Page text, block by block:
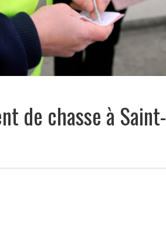
de chasse à Saint-